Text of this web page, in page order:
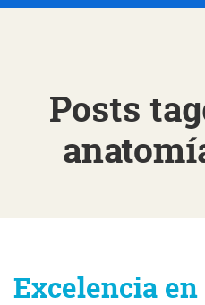
Posts
Excelencia